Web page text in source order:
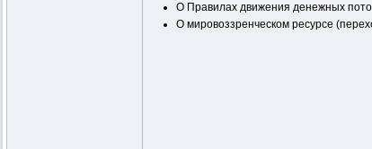
О Правилах движения денежных
О мировоззренческом ресурсе